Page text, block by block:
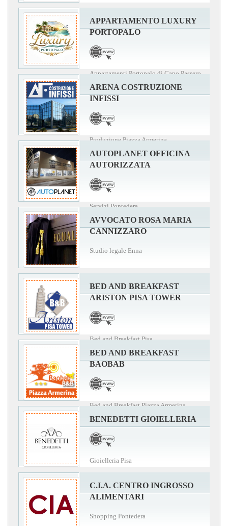
APPARTAMENTO LUXURY
PORTOPALO
Appartamenti Portopalo di Capo Passero
ARENA COSTRUZIONE
INFISSI
Produzione Piazza Armerina
AUTOPLANET OFFICINA
AUTORIZZATA
Servizi Pontedera
AVVOCATO ROSA MARIA
CANNIZZARO
Studio legale Enna
BED AND BREAKFAST
ARISTON PISA TOWER
Bed and Breakfast Pisa
BED AND BREAKFAST
BAOBAB
Bed and Breakfast Piazza Armerina
BENEDETTI GIOIELLERIA
Gioielleria Pisa
C.I.A. CENTRO INGROSSO
ALIMENTARI
Shopping Pontedera